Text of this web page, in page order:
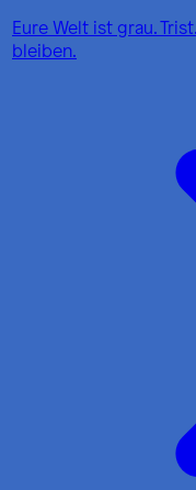
Eure Welt ist grau.
bleiben.